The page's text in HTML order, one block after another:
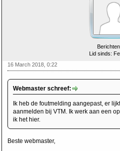
Lid sinds:
16 March 2018, 0:22
Webmaster schreef:
Ik heb de foutmelding aangepast, er
aanmelden bij VTM. Ik werk aan een
ik het hier.
Beste webmaster,